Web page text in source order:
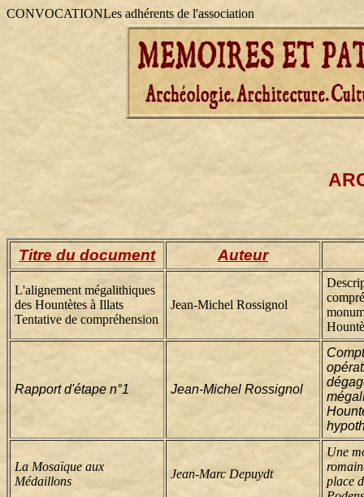
CONVOCATIONLes adhérents de l'association
Titre du document Auteur
L'alignement mégalithiques
des Hountètes à Illats
Tentative de compréhension
Jean-Michel Rossignol
Rapport d'étape n°1 Jean-Michel Rossignol
La Mosaïque aux
Médaillons
Jean-Marc Depuydt
Une
place